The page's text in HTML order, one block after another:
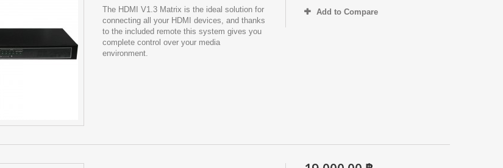
The HDMI V1.3 Matrix is the ideal solution for
connecting all your HDMI devices, and thanks
to the included remote this system gives you
complete control over your media
environment.
Add to Compare